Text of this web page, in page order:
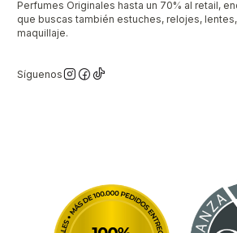
Perfumes Originales hasta un 70% al retail,
que buscas también estuches, relojes,
maquillaje.
Síguenos